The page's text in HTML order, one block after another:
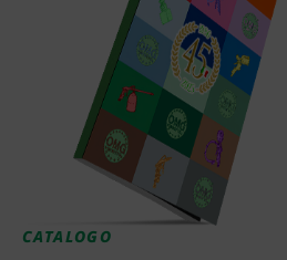
CATALOGO